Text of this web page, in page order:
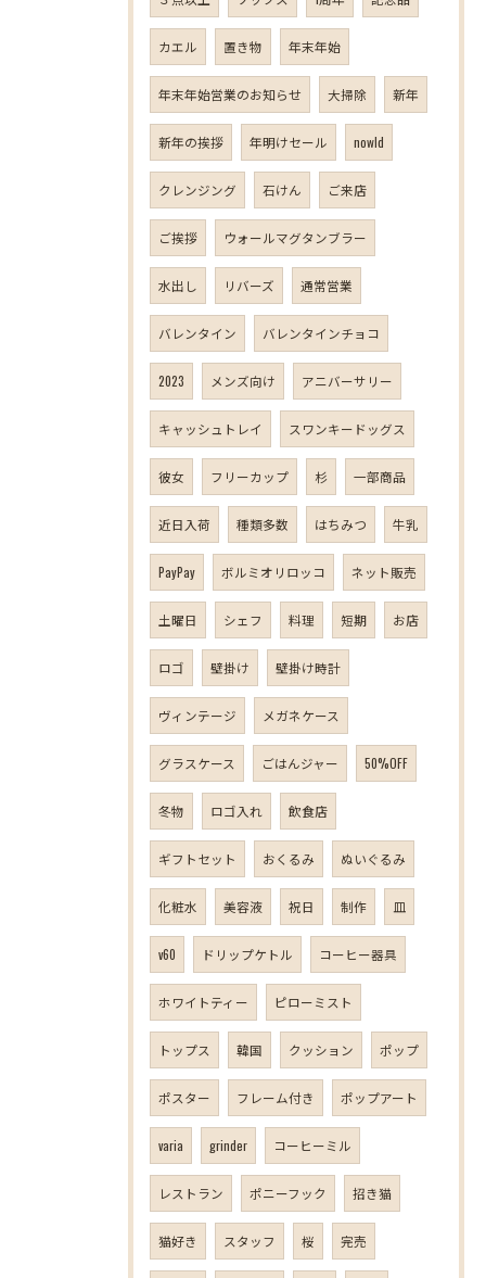
カエル 置き物 年末年始
年末年始営業のお知らせ 大掃除 新年
新年の挨拶 年明けセール nowld
クレンジング 石けん ご来店
ご挨拶 ウォールマグタンブラー
水出し リバーズ 通常営業
バレンタイン バレンタインチョコ
2023 メンズ向け アニバーサリー
キャッシュトレイ スワンキードッグス
彼女 フリーカップ 杉 一部商品
近日入荷 種類多数 はちみつ 牛乳
PayPay ボルミオリロッコ ネット販売
土曜日 シェフ 料理 短期 お店
ロゴ 壁掛け 壁掛け時計
ヴィンテージ メガネケース
グラスケース ごはんジャー 50%OFF
冬物 ロゴ入れ 飲食店
ギフトセット おくるみ ぬいぐるみ
化粧水 美容液 祝日 制作 皿
v60 ドリップケトル コーヒー器具
ホワイトティー ピローミスト
トップス 韓国 クッション ポップ
ポスター フレーム付き ポップアート
varia grinder コーヒーミル
レストラン ポニーフック 招き猫
猫好き スタッフ 桜 完売